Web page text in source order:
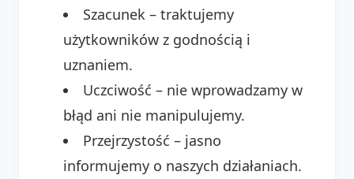
Szacunek – traktujemy
użytkowników z godnością i
uznaniem.
Uczciwość – nie wprowadzamy w
błąd ani nie manipulujemy.
Przejrzystość – jasno
informujemy o naszych działaniach.